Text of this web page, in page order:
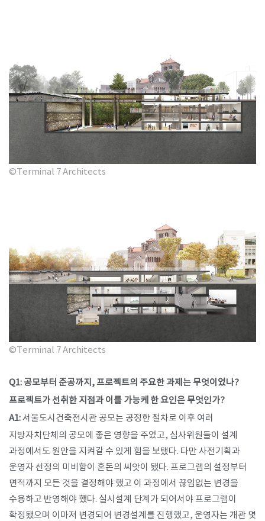
©Terminal 7 Architects
©Terminal 7 Architects
Q1: 공모부터 준공까지, 프로젝트의 주요한 과제는 무엇이었나?
프로젝트가 선취한 지점과 이를 가능케 한 요인은 무엇인가?
A1:서울도시건축전시관 공모는 공정한 절차로 이후 여러
지방자치단체의 공모에 좋은 영향을 주었고, 심사위원들이 설계
과정에서도 원안을 지켜갈 수 있게 힘을 보탰다. 다만 사전기획과
운영자 선정의 미비함이 혼돈의 씨앗이 됐다. 프로그램의 설정부터
면적까지 모든 것을 결정해야 했고 이 과정에서 끊임없는 변경을
수용하고 반영해야 했다. 실시설계 단계가 되어서야 프로그램이
확정됐으며 이마저 변경되어 변경설계를 진행했고, 운영자는 개관 몇